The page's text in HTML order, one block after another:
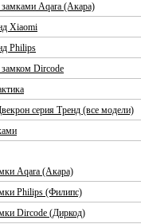
Aqara (Акара)
Xiaomi
Philips
Dircode
серия Тренд (все модели)
Aqara (Акара)
Philips (Филипс)
Dircode (Диркод)